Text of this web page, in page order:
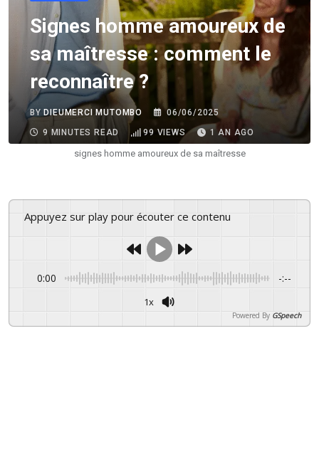
Signes homme amoureux de
sa maîtresse : comment le
reconnaître ?
BY DIEUMERCI MUTOMBO
06/06/2025
9 MINUTES READ
99 VIEWS 1 AN AGO
signes homme amoureux de sa maîtresse
Appuyez sur play pour écouter ce contenu
0:00 -:--
1x
Powered By GSpeech